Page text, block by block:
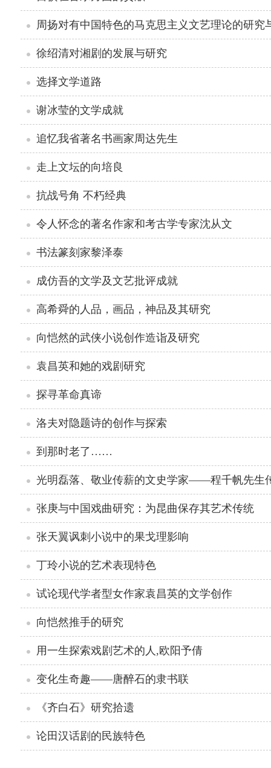
周扬对有中国特色的马克思主义文艺理论的研究
徐绍清对湘剧的发展与研究
选择文学道路
谢冰莹的文学成就
追忆我省著名书画家周达先生
走上文坛的向培良
抗战号角 不朽经典
令人怀念的著名作家和考古学专家沈从文
书法篆刻家黎泽泰
成仿吾的文学及文艺批评成就
高希舜的人品，画品，神品及其研究
向恺然的武侠小说创作造诣及研究
袁昌英和她的戏剧研究
探寻革命真谛
洛夫对隐题诗的创作与探索
到那时老了……
光明磊落、敬业传薪的文史学家——程千帆先生
张庚与中国戏曲研究：为昆曲保存其艺术传统
张天翼讽刺小说中的果戈理影响
丁玲小说的艺术表现特色
试论现代学者型女作家袁昌英的文学创作
向恺然推手的研究
用一生探索戏剧艺术的人,欧阳予倩
变化生奇趣——唐醉石的隶书联
《齐白石》研究拾遗
论田汉话剧的民族特色